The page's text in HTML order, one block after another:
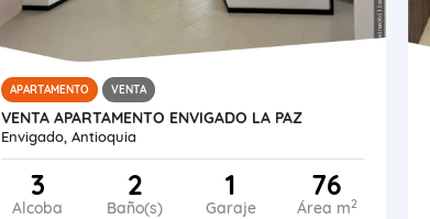
APARTAMENTO VENTA
VENTA APARTAMENTO ENVIGADO LA PAZ
Envigado, Antioquia
3
Alcoba
2
Baño(s)
1
Garaje
76
Área m2